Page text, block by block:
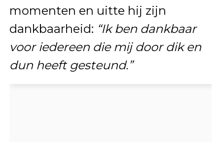
momenten en uitte hij zijn
dankbaarheid: “Ik ben dankbaar
voor iedereen die mij door dik en
dun heeft gesteund.”